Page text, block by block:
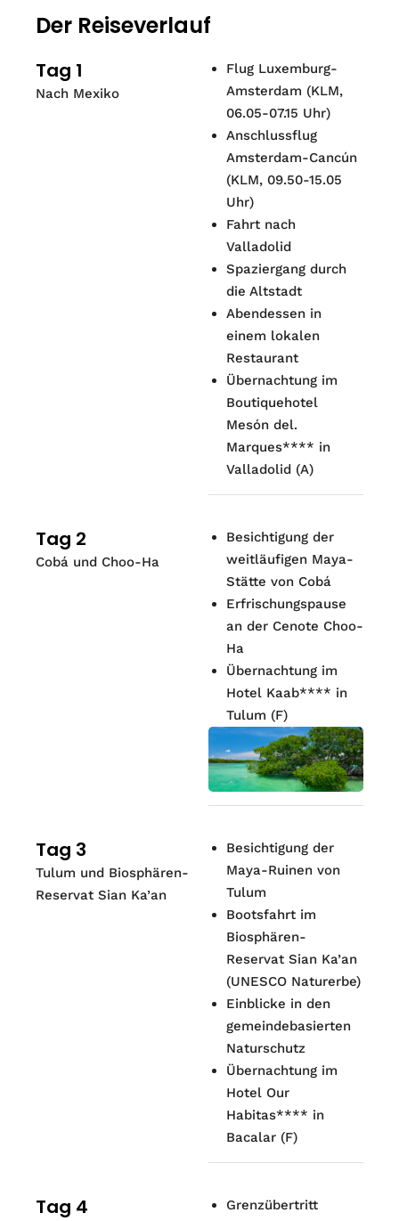
Der Reiseverlauf
Tag 1
Nach Mexiko
Flug Luxemburg-
Amsterdam (KLM,
06.05-07.15 Uhr)
Anschlussflug
Amsterdam-Cancún
(KLM, 09.50-15.05
Uhr)
Fahrt nach
Valladolid
Spaziergang durch
die Altstadt
Abendessen in
einem lokalen
Restaurant
Übernachtung im
Boutiquehotel
Mesón del.
Marques**** in
Valladolid (A)
Tag 2
Cobá und Choo-Ha
Besichtigung der
weitläufigen Maya-
Stätte von Cobá
Erfrischungspause
an der Cenote Choo-
Ha
Übernachtung im
Hotel Kaab**** in
Tulum (F)
Tag 3
Tulum und Biosphären-
Reservat Sian Ka’an
Besichtigung der
Maya-Ruinen von
Tulum
Bootsfahrt im
Biosphären-
Reservat Sian Ka’an
(UNESCO Naturerbe)
Einblicke in den
gemeindebasierten
Naturschutz
Übernachtung im
Hotel Our
Habitas**** in
Bacalar (F)
Tag 4
Grenzübertritt